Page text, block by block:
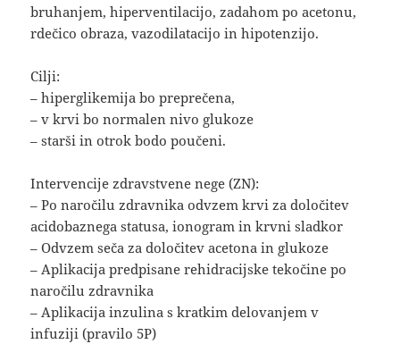
bruhanjem, hiperventilacijo, zadahom po acetonu,
rdečico obraza, vazodilatacijo in hipotenzijo.
Cilji:
– hiperglikemija bo preprečena,
– v krvi bo normalen nivo glukoze
– starši in otrok bodo poučeni.
Intervencije zdravstvene nege (ZN):
– Po naročilu zdravnika odvzem krvi za določitev
acidobaznega statusa, ionogram in krvni sladkor
– Odvzem seča za določitev acetona in glukoze
– Aplikacija predpisane rehidracijske tekočine po
naročilu zdravnika
– Aplikacija inzulina s kratkim delovanjem v
infuziji (pravilo 5P)